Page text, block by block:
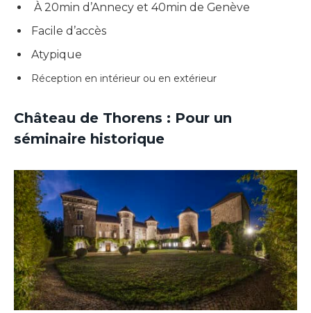
À 20min d’Annecy et 40min de Genève
Facile d’accès
Atypique
Réception en intérieur ou en extérieur
Château de Thorens : Pour un
séminaire historique